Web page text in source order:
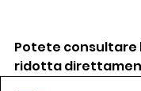
Potete consultare
ridotta